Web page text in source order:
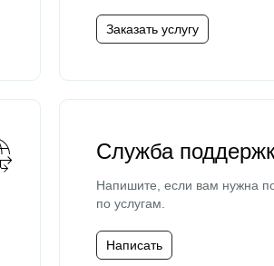
Заказать услугу
Служба
Напишите, если вам нужна
по услугам.
Написать